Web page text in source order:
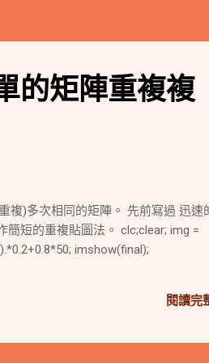
的矩陣重複複
複)多次相同的矩陣。 先前寫過 迅速
短的重複貼圖法。 clc;clear; img =
imshow(final);
閱讀完